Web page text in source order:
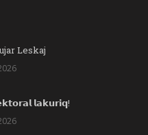
Leskaj
𝗹𝗮𝗸𝘂𝗿𝗶𝗾!